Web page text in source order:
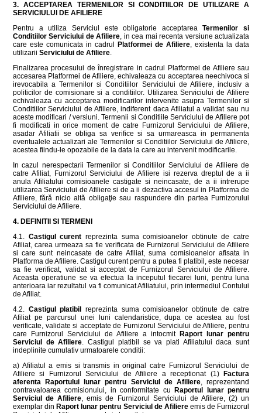
3. ACCEPTAREA TERMENILOR SI CONDITIILOR DE UTILIZARE A
SERVICIULUI DE AFILIERE
Pentru a utiliza Serviciul este obligatorie acceptareaTermenilor si
Conditiilor Serviciului de Afiliere, in cea mai recenta versiune actualizata
care este comunicata in cadrul
Platformei de Afiliere, existenta la data
utilizarii Serviciului de Afiliere.
Finalizarea procesului de înregistrare in cadrul Platformei de Afiliere sau
accesarea Platformei de Afiliere, echivaleaza cu acceptarea neechivoca si
irevocabila a Termenilor si Conditiilor Serviciului de Afiliere, inclusiv a
politicilor de comisionare si a conditiilor. Utilizarea Serviciului de Afiliere
echivaleaza cu acceptarea modificarilor intervenite asupra Termenilor si
Conditiilor Serviciului de Afiliere, indiferent daca Afiliatul a validat sau nu
aceste modificari / versiuni. Termenii si Conditiile Serviciului de Afiliere pot
fi modificati in orice moment de catre Furnizorul Serviciului de Afiliere,
asadar Afiliatii se obliga sa verifice si sa urmareasca in permanenta
eventualele actualizari ale Termenilor si Conditiilor Serviciului de Afiliere,
acestea fiindu-le opozabile de la data la care au intervenit modificarile.
In cazul nerespectarii Termenilor si Conditiilor Serviciului de Afiliere de
catre Afiliat, Furnizorul Serviciului de Afiliere isi rezerva dreptul de a ii
anula Afiliatului comisioanele castigate si neincasate, de a ii intrerupe
utilizarea Serviciului de Afiliere si de a ii dezactiva accesul in Platforma de
Afiliere, fără nicio altă obligaţie sau raspundere din partea Furnizorului
Serviciului de Afiliere.
4. DEFINITII SI TERMENI
4.1. Castigul curent reprezinta suma comisioanelor obtinute de catre
Afiliat, carea urmeaza sa fie verificata de Furnizorul Serviciului de Afiliere
si care sunt neincasate de catre Afiliat, suma comisioanelor afisata in
Platforma de Afiliere. Castigul curent pentru a putea fi platibil, este necesar
sa fie verificat, validat si acceptat de Furnizorul Serviciului de Afiliere.
Aceasta operatiune se va efectua la inceputul fiecarei luni, pentru luna
anterioara iar rezultatul va fi comunicat Afiliatului, prin intermediul Contului
de Afiliat.
4.2. Castigul platibil
reprezinta suma comisioanelor obtinute de catre
Afiliat pe parcursul unei luni calendaristice, dupa ce acestea au fost
verificate, validate si acceptate de Furnizorul Serviciului de Afiliere, pentru
care Furnizorul Serviciului de Afiliere a intocmit Raport lunar pentru
Serviciul de Afiliere. Castigul platibil se va plati Afiliatului daca sunt
indeplinite cumulativ urmatoarele conditii:
a) Afiliatul a emis si transmis in original catre Furnizorul Serviciului de
Afiliere si Furnizorul Serviciului de Afiliere a receptionat (1)
Factura
aferenta
Raportului lunar pentru Serviciul de Afiliere, reprezentand
contravaloarea comisionului, in conformitate cu
Raportul lunar pentru
Serviciul de Afiliere, emis de Furnizorul Serviciului de Afiliere, (2) un
exemplar din Raport lunar pentru Serviciul de Afiliereemis de Furnizorul